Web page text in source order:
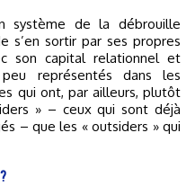
système de la débrouille
s’en sortir par ses propres
son capital relationnel et
représentés dans les
qui ont, par ailleurs, plutôt
» – ceux qui sont déjà
– que les « outsiders » qui